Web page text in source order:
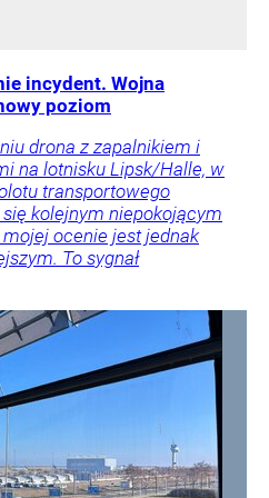
incydent. Wojna
poziom
drona z zapalnikiem i
na lotnisku Lipsk/Halle, w
transportowego
kolejnym niepokojącym
ocenie jest jednak
To sygnał